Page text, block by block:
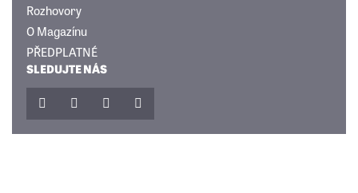
Rozhovory
O Magazínu
PŘEDPLATNÉ
SLEDUJTE NÁS